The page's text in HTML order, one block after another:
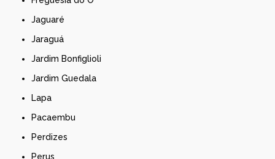
Jaguaré
Jaraguá
Jardim Bonfiglioli
Jardim Guedala
Lapa
Pacaembu
Perdizes
Perus